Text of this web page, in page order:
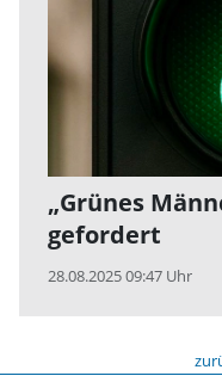
„Grünes
gefordert
28.08.2025 09:47 Uhr